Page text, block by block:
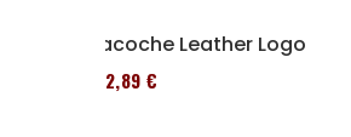
Sacoche Leather Logo
152,89 €